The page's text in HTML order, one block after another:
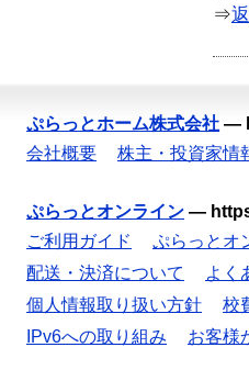
⇒
ぷらっとホーム株式会社 —
会社概要
株主・投資家情
ぷらっとオンライン —
ご利用ガイド
ぷらっとオ
配送・決済について
よく
個人情報取り扱い方針
校
IPv6への取り組み
お客様